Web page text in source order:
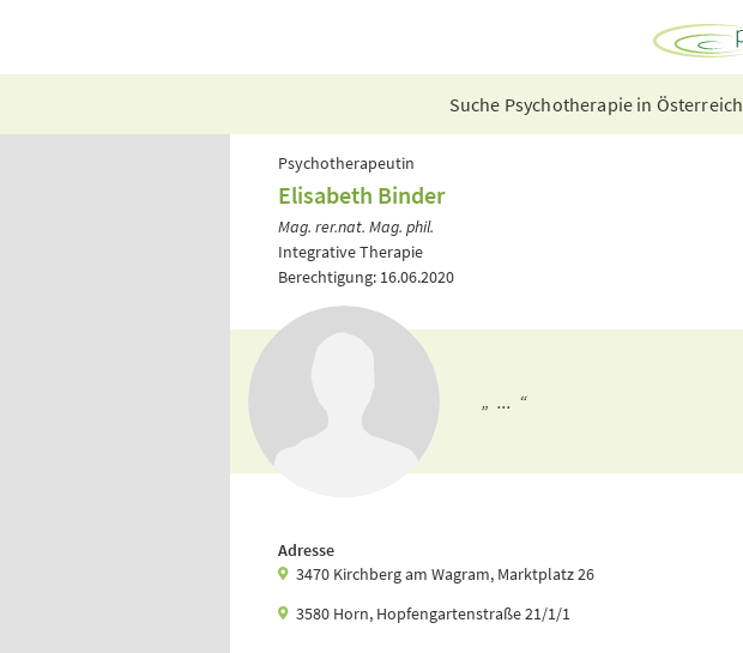
Suche Psychotherapie in Österreich
Psychotherapeutin
Elisabeth Binder
Mag. rer.nat. Mag. phil.
Integrative Therapie
Berechtigung: 16.06.2020
„ ... “
Adresse
3470 Kirchberg am Wagram, Marktplatz 26
3580 Horn, Hopfengartenstraße 21/1/1